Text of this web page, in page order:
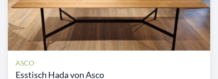
ASCO
Esstisch Hada von Asco